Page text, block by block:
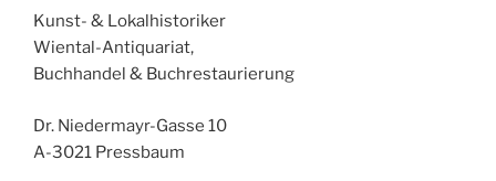
Kunst- & Lokalhistoriker
Wiental-Antiquariat,
Buchhandel & Buchrestaurierung
Dr. Niedermayr-Gasse 10
A-3021 Pressbaum